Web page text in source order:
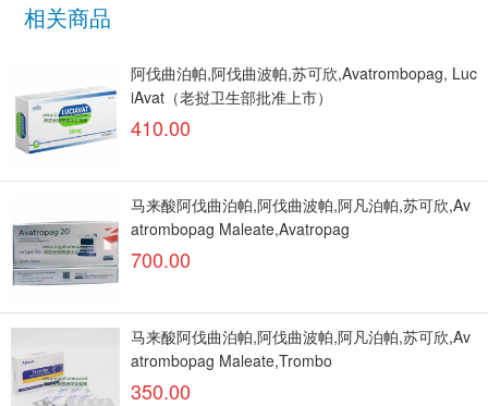
相关商品
阿伐曲泊帕,阿伐曲波帕,苏可欣,Avatrombopag, Luc
iAvat（老挝卫生部批准上市）
410.00
马来酸阿伐曲泊帕,阿伐曲波帕,阿凡泊帕,苏可欣,Av
atrombopag Maleate,Avatropag
700.00
马来酸阿伐曲泊帕,阿伐曲波帕,阿凡泊帕,苏可欣,Av
atrombopag Maleate,Trombo
350.00